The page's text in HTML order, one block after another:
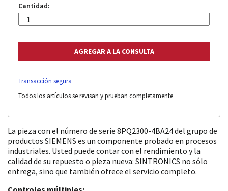
Cantidad:
Transacción segura
Todos los artículos se revisan y prueban completamente
La pieza con el número de serie 8PQ2300-4BA24 del grupo de
productos SIEMENS es un componente probado en procesos
industriales. Usted puede contar con el rendimiento y la
calidad de su repuesto o pieza nueva: SINTRONICS no sólo
entrega, sino que también ofrece el servicio completo.